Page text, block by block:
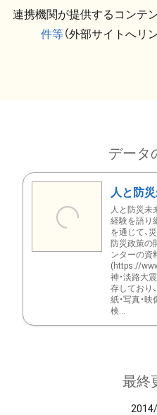
連携機関が提供するコンテン
件等（外部サイトへリ
データ
人と防
人と防災未
経験を語り
を通じて、
防災政策の
ンターの資
(https://
神・淡路大
存しており
紙・写真・映
検...
最終